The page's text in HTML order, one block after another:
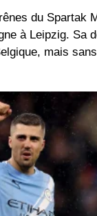
du Spartak
à Leipzig. Sa
mais